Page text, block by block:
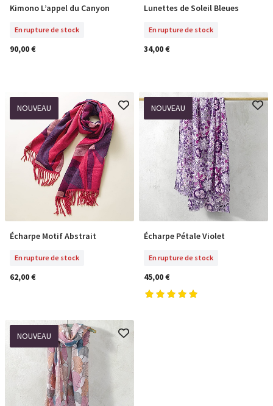
En Rupture De Stock
Kimono L’appel du Canyon
En rupture de stock
90,00 €
En Rupture De Stock
Lunettes de Soleil Bleues
En rupture de stock
34,00 €
NOUVEAU
En Rupture De Stock
Écharpe Motif Abstrait
En rupture de stock
62,00 €
NOUVEAU
En Rupture De Stock
Écharpe Pétale Violet
En rupture de stock
45,00 €
NOUVEAU